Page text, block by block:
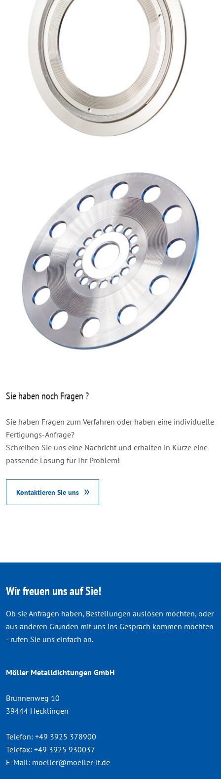
Sie haben noch Fragen ?
Sie haben Fragen zum Verfahren oder haben eine individuelle
Fertigungs-Anfrage?
Schreiben Sie uns eine Nachricht und erhalten in Kürze eine
passende Lösung für Ihr Problem!
Kontaktieren Sie uns
Wir freuen uns auf Sie!
Ob sie Anfragen haben, Bestellungen auslösen möchten, oder
aus anderen Gründen mit uns ins Gespräch kommen möchten
- rufen Sie uns einfach an.
Möller Metalldichtungen GmbH
Brunnenweg 10
39444 Hecklingen
Telefon: +49 3925 378900
Telefax: +49 3925 930037
E-Mail: moeller@moeller-it.de